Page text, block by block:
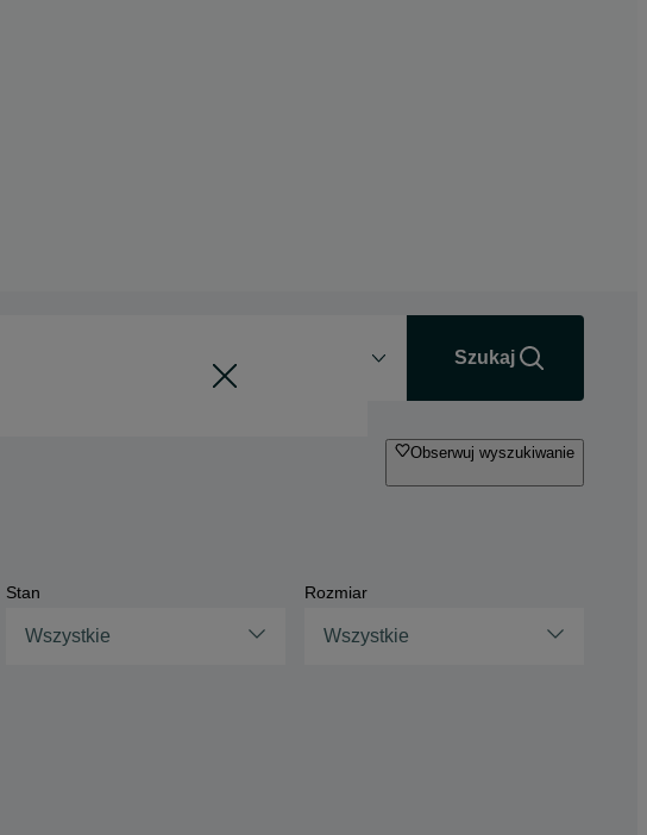
Szukaj
Obserwuj wyszukiwanie
Stan
Wszystkie
Rozmiar
Wszystkie